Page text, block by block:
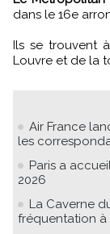
dans le 16e
Ils se trouvent
Louvre et de la
Air France
les
Paris a
2026
La Caverne
fréquentation à